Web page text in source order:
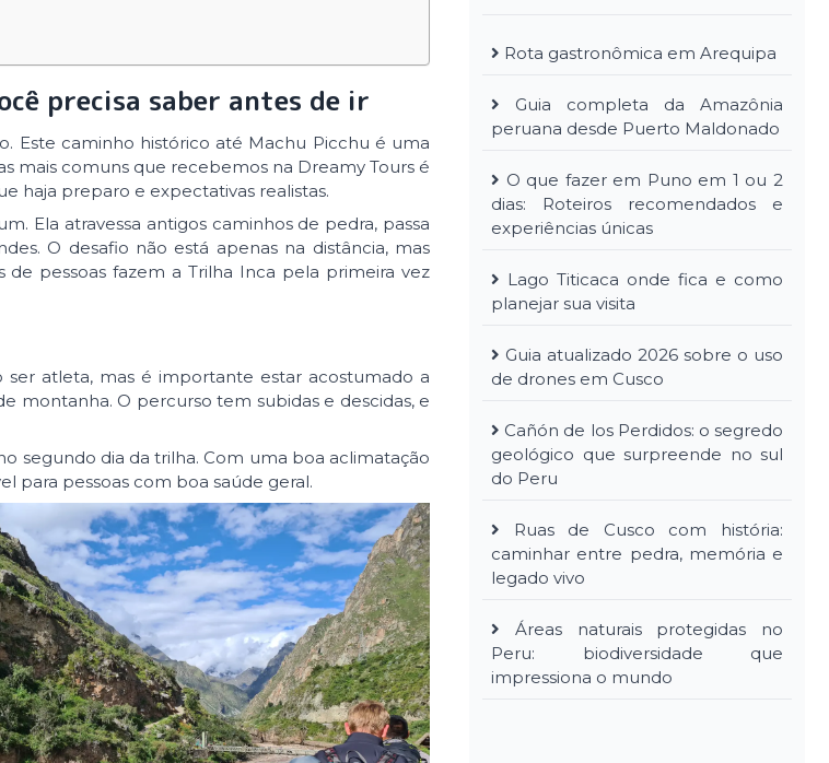
precisa saber antes de ir
Este caminho histórico até Machu Picchu é uma
mais comuns que recebemos na Dreamy Tours é
haja preparo e expectativas realistas.
Ela atravessa antigos caminhos de pedra, passa
O desafio não está apenas na distância, mas
pessoas fazem a Trilha Inca pela primeira vez
ser atleta, mas é importante estar acostumado a
montanha. O percurso tem subidas e descidas, e
segundo dia da trilha. Com uma boa aclimatação
para pessoas com boa saúde geral.
Rota gastronômica em Arequipa
Guia completa da Amazônia
peruana desde Puerto Maldonado
O que fazer em Puno em 1 ou 2
dias: Roteiros recomendados e
experiências únicas
Lago Titicaca onde fica e como
planejar sua visita
Guia atualizado 2026 sobre o uso
de drones em Cusco
Cañón de los Perdidos: o segredo
geológico que surpreende no sul
do Peru
Ruas de Cusco com história:
caminhar entre pedra, memória e
legado vivo
Áreas naturais protegidas no
Peru: biodiversidade que
impressiona o mundo